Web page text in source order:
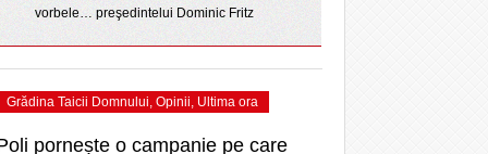
vorbele… preşedintelui Dominic Fritz
Grădina Taicii Domnului, Opinii, Ultima ora
pornește o campanie pe care